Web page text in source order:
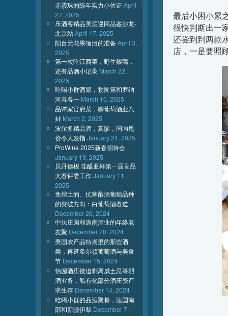
最后小困小累
很快判断出一
还尝到到两款
店，一是要照
赤霞珠的陈年实力小佐证April
27, 2025
乐酒客精品美酒巡回品鉴沙龙-
北京站April 17, 2025
阳台无花果项目的准备April 3,
2025
第一次吃江西菜，野生黎蒿，
还有品酒小记录 March 22,
2025
吃喝小群酒聚，勃艮第和罗纳
河谷各一 March 10, 2025
品谭家官府菜，聊葡萄酒业八
卦 March 2, 2025
波尔多精品酒，真惨，国内甩
价令人发指January 24, 2025
ProWine 2025新春招待会
January 19, 2025
贝丹德梭·佳醍亚杯第一届盲品
大赛评委工作January 11,
2025
免埋土的、抗寒酿酒葡萄品种
的突破方向：白葡萄酒赛道
December 26, 2024
中法庄园和迦南酒业的年终老
友聚 December 20, 2024
美国农产品特展里的那些酒
类，再逛希尔顿葡萄酒与美食
节 December 15, 2024
怡园酒庄被迫剥离威士忌等烈
酒业务，私有化部分酒庄资产
求生存 December 14, 2024
吃喝小群的品酒聚餐，法国南
部和新疆伊犁 December 7,